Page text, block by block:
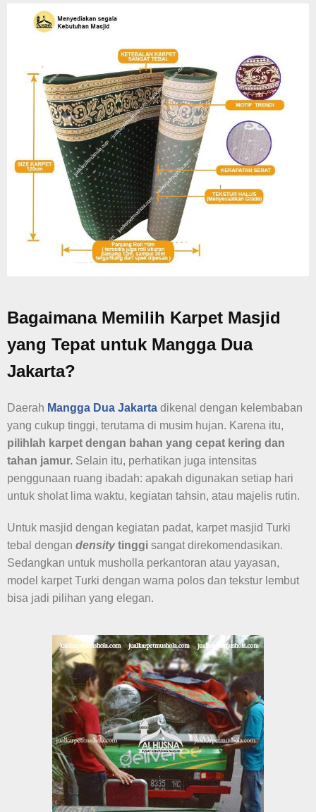
Bagaimana Memilih Karpet Masjid
yang Tepat untuk Mangga Dua
Jakarta?
Daerah Mangga Dua Jakarta dikenal dengan kelembaban
yang cukup tinggi, terutama di musim hujan. Karena itu,
pilihlah karpet dengan bahan yang cepat kering dan
tahan jamur. Selain itu, perhatikan juga intensitas
penggunaan ruang ibadah: apakah digunakan setiap hari
untuk sholat lima waktu, kegiatan tahsin, atau majelis rutin.
Untuk masjid dengan kegiatan padat, karpet masjid Turki
tebal dengan density tinggi sangat direkomendasikan.
Sedangkan untuk musholla perkantoran atau yayasan,
model karpet Turki dengan warna polos dan tekstur lembut
bisa jadi pilihan yang elegan.